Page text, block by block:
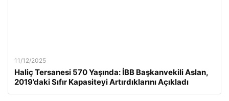
11/12/2025
Haliç Tersanesi 570 Yaşında: İBB Başkanvekili Aslan,
2019’daki Sıfır Kapasiteyi Artırdıklarını Açıkladı